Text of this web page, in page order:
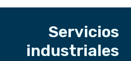
Servicios
industriales